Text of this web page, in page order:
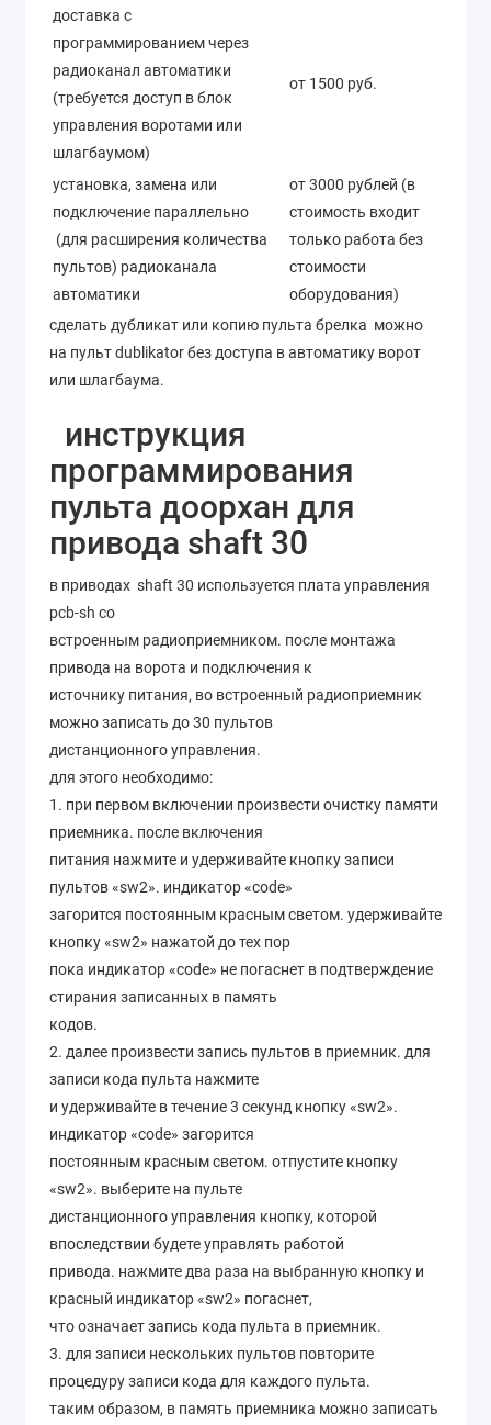
доставка с
программированием через
радиоканал автоматики
(требуется доступ в блок
управления воротами или
шлагбаумом)
от 1500 руб.
установка, замена или
подключение параллельно
(для расширения количества
пультов) радиоканала
автоматики
от 3000 рублей (в
стоимость входит
только работа без
стоимости
оборудования)
сделать дубликат или копию пульта брелка можно
на пульт dublikator без доступа в автоматику ворот
или шлагбаума.
инструкция
программирования
пульта доорхан для
привода shaft 30
в приводах shaft 30 используется плата управления
pcb-sh со
встроенным радиоприемником. после монтажа
привода на ворота и подключения к
источнику питания, во встроенный радиоприемник
можно записать до 30 пультов
дистанционного управления.
для этого необходимо:
1. при первом включении произвести очистку памяти
приемника. после включения
питания нажмите и удерживайте кнопку записи
пультов «sw2». индикатор «code»
загорится постоянным красным светом. удерживайте
кнопку «sw2» нажатой до тех пор
пока индикатор «code» не погаснет в подтверждение
стирания записанных в память
кодов.
2. далее произвести запись пультов в приемник. для
записи кода пульта нажмите
и удерживайте в течение 3 секунд кнопку «sw2».
индикатор «code» загорится
постоянным красным светом. отпустите кнопку
«sw2». выберите на пульте
дистанционного управления кнопку, которой
впоследствии будете управлять работой
привода. нажмите два раза на выбранную кнопку и
красный индикатор «sw2» погаснет,
что означает запись кода пульта в приемник.
3. для записи нескольких пультов повторите
процедуру записи кода для каждого пульта.
таким образом, в память приемника можно записать